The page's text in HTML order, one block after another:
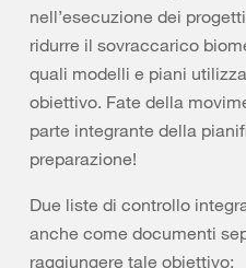
nell’esecuzione dei
ridurre il sovraccarico
quali modelli e piani
obiettivo. Fate della
parte integrante della
preparazione!
Due liste di controllo
anche come documenti
raggiungere tale obiettivo: